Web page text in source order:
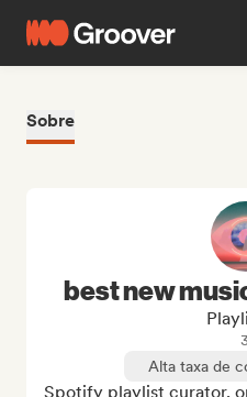
Sobre
best new
Alta taxa de
Spotify playlist curator,